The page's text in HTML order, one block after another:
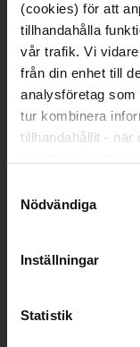
(cookies) för att
tillhandahålla
vår trafik. Vi
från din enhet till
analysföretag
tur kombinera
tillhandahållit - när
området. Du
Nödvändiga
Inställningar
Statistik
av vår rörelse.
Bli medlem
Kontakt
Välkommen att
medlem hittar fler